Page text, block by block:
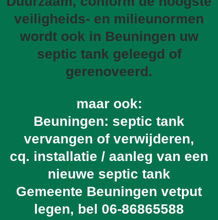
veiligheids- en milieunormen
wordt ook in Beuningen uw
septic tank geleegd of
gerenoveerd.
maar ook:
Beuningen: septic tank
vervangen of verwijderen,
cq. installatie / aanleg van een
nieuwe septic tank
Gemeente Beuningen vetput
legen, bel 06-86865588